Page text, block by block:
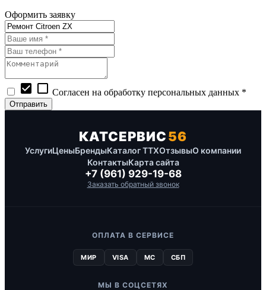
Оформить заявку
check_box check_box_outline_blank Согласен на обработку персональных данных *
КАТСЕРВИС56
УслугиЦеныБрендыКаталог ТТХОтзывыО компании
КонтактыКарта сайта
+7 (961) 929-19-68
Заказать обратный звонок
ОПЛАТА В СЕРВИСЕ
МИР VISA MC СБП
МЫ В СОЦСЕТЯХ